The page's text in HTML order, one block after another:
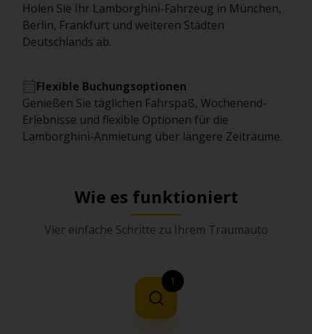
Holen Sie Ihr Lamborghini-Fahrzeug in München,
Berlin, Frankfurt und weiteren Städten
Deutschlands ab.
Flexible Buchungsoptionen
Genießen Sie täglichen Fahrspaß, Wochenend-
Erlebnisse und flexible Optionen für die
Lamborghini-Anmietung über längere Zeiträume.
Wie es funktioniert
Vier einfache Schritte zu Ihrem Traumauto
1